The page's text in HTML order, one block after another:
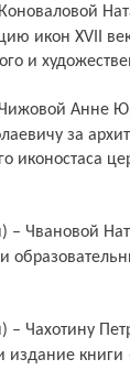
икон XVII
и
за
иконостаса
издание